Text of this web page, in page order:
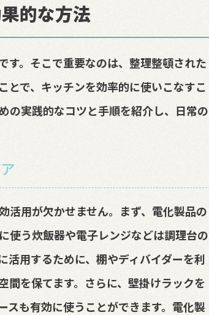
的な方法
す。そこで重要なのは、整理整頓された
とで、キッチンを効率的に使いこなすこ
の実践的なコツと手順を紹介し、日常の
活用が欠かせません。まず、電化製品の
使う炊飯器や電子レンジなどは調理台の
活用するために、棚やディバイダーを利
間を保てます。さらに、壁掛けラックを
スも有効に使うことができます。電化製